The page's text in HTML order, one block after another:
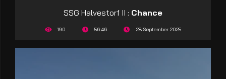
SSG Halvestorf II : Chance
190 56:46 28 September 2025